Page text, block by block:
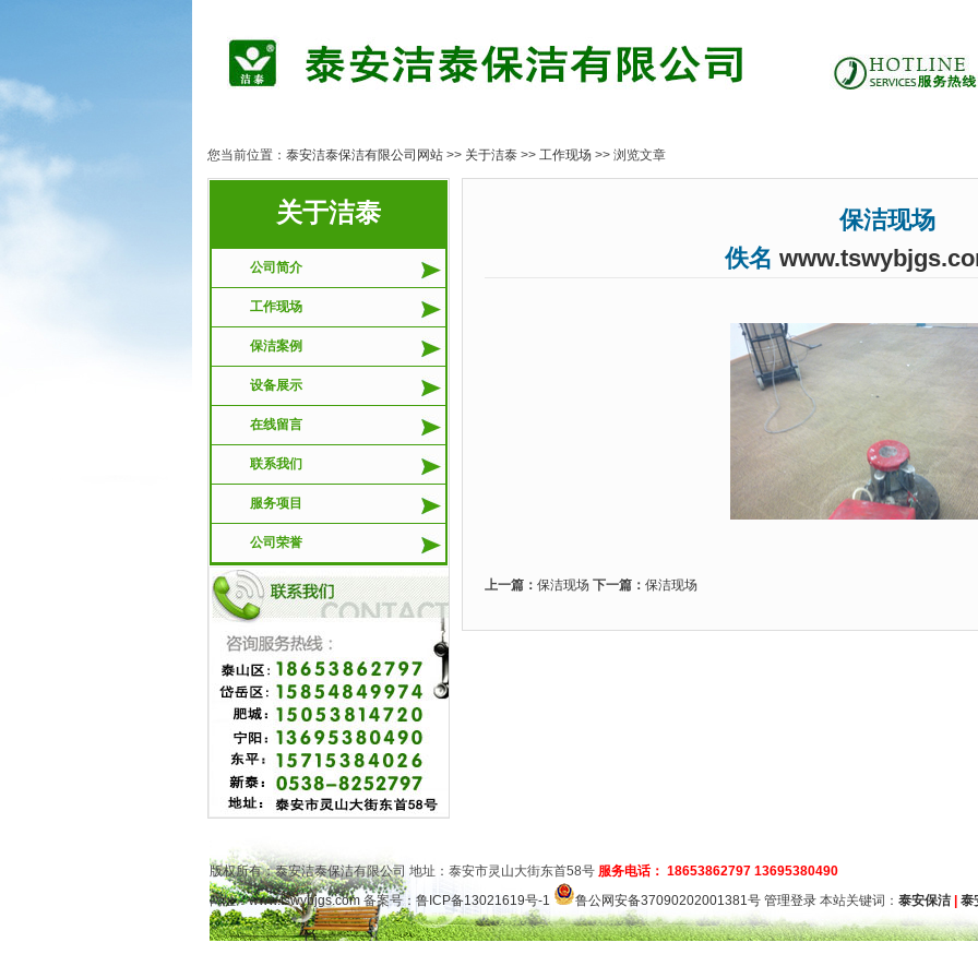
您当前位置： 泰安洁泰保洁有限公司网站>> 关于洁泰>> 工作现场 >> 浏览文章
关于洁泰
公司简介
工作现场
保洁案例
设备展示
在线留言
联系我们
服务项目
公司荣誉
保洁现场
佚名
上一篇： 保洁现场 下一篇： 保洁现场
版权所有：泰安洁泰保洁有限公司 地址：泰安市灵山大街东首58号 服务电话： 18653862797 13695380490
网址：www.tswybjgs.com备案号： 鲁ICP备13021619号-1 鲁公网安备37090202001381号 管理登录 本站关键词： 泰安保洁| 泰